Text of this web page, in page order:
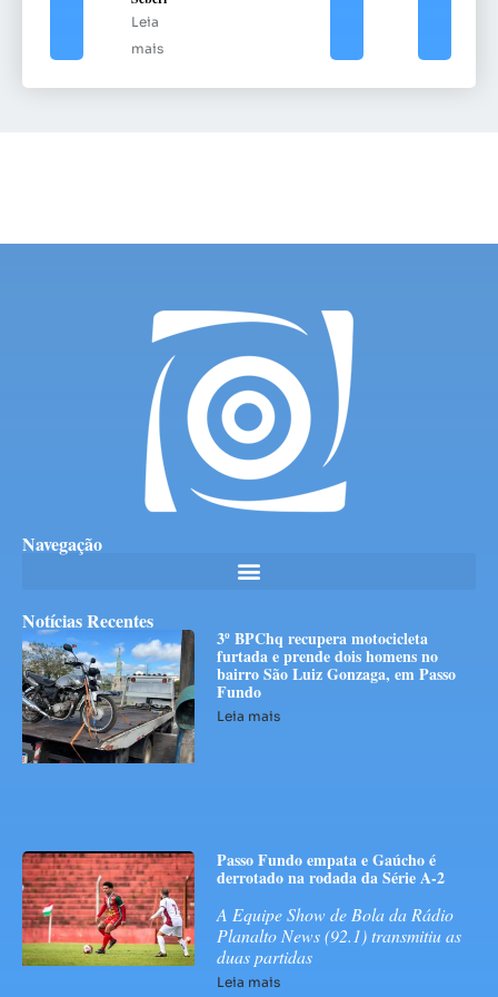
Leia
mais
Navegação
Notícias Recentes
3º BPChq recupera motocicleta
furtada e prende dois homens no
bairro São Luiz Gonzaga, em Passo
Fundo
Leia mais
Passo Fundo empata e Gaúcho é
derrotado na rodada da Série A-2
A Equipe Show de Bola da Rádio
Planalto News (92.1) transmitiu as
duas partidas
Leia mais